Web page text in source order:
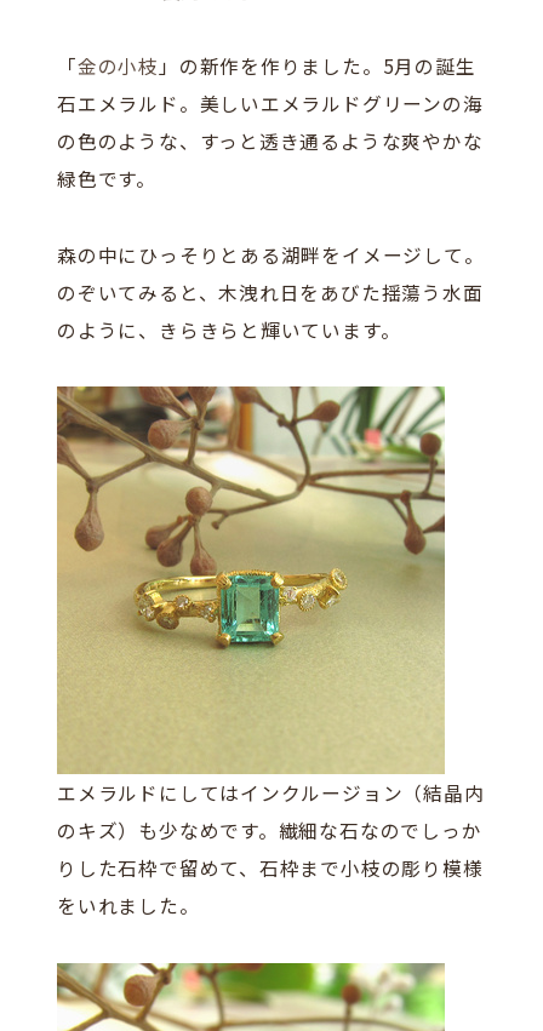
「金の小枝 」の新作を作りました。5月の誕生
石エメラルド。美しいエメラルドグリーンの海
の色のような、すっと透き通るような爽やかな
緑色です。
森の中にひっそりとある湖畔をイメージして。
のぞいてみると、木洩れ日をあびた揺蕩う水面
のように、きらきらと輝いています。
エメラルドにしてはインクルージョン（結晶内
のキズ）も少なめです。繊細な石なのでしっか
りした石枠で留めて、石枠まで小枝の彫り模様
をいれました。